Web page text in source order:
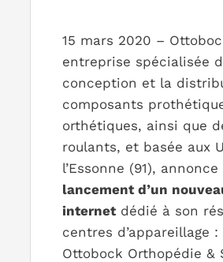
PARCOURS PATIENT
NOTRE RÉSEAU
15 mars 2020 –
entreprise spécialisée
conception et la
composants
orthétiques, ainsi que
roulants, et basée aux
l’Essonne (91), annonce
lancement d’un
internetdédié à son
centres d’appareillage :
Ottobock Orthopédie &